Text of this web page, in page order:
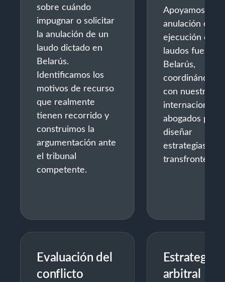
sobre cuándo
impugnar o solicitar
la anulación de un
laudo dictado en
Belarús.
Identificamos los
motivos de recurso
que realmente
tienen recorrido y
construimos la
argumentación ante
el tribunal
competente.
Apoyamos la
anulación o la
ejecución de
laudos fuera de
Belarús,
con nuestra
internacional
abogados para
diseñar
estrategias
Evaluación del
conflicto
Estrategia
arbitral